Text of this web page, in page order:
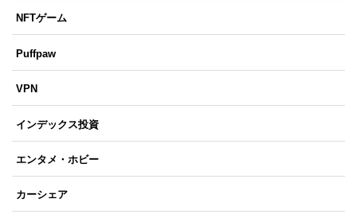
NFTゲーム
Puffpaw
VPN
インデックス投資
エンタメ・ホビー
カーシェア